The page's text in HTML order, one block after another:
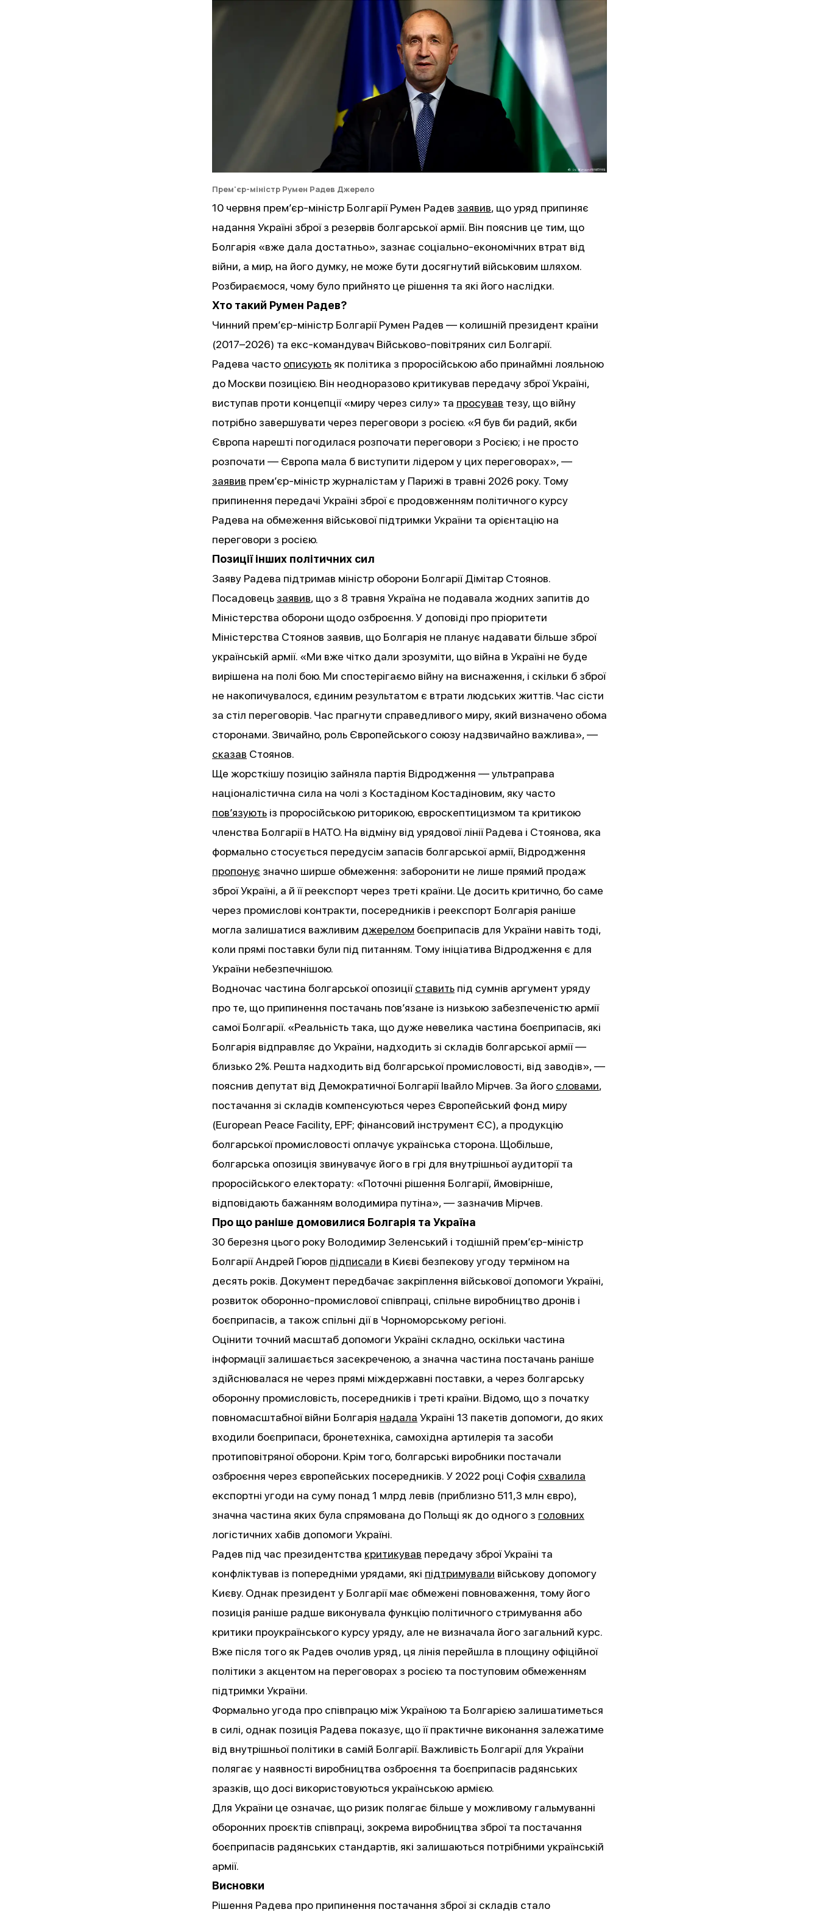
Прем'єр-міністр Румен Радев Джерело
10 червня прем’єр-міністр Болгарії Румен Радев заявив, що уряд припиняє
надання Україні зброї з резервів болгарської армії. Він пояснив це тим, що
Болгарія «вже дала достатньо», зазнає соціально-економічних втрат від
війни, а мир, на його думку, не може бути досягнутий військовим шляхом.
Розбираємося, чому було прийнято це рішення та які його наслідки.
Хто такий Румен Радев?
Чинний прем’єр-міністр Болгарії Румен Радев — колишній президент країни
(2017–2026) та екс-командувач Військово-повітряних сил Болгарії.
Радева часто описують як політика з проросійською або принаймні лояльною
до Москви позицією. Він неодноразово критикував передачу зброї Україні,
виступав проти концепції «миру через силу» та просував тезу, що війну
потрібно завершувати через переговори з росією. «Я був би радий, якби
Європа нарешті погодилася розпочати переговори з Росією; і не просто
розпочати — Європа мала б виступити лідером у цих переговорах», —
заявив прем’єр-міністр журналістам у Парижі в травні 2026 року. Тому
припинення передачі Україні зброї є продовженням політичного курсу
Радева на обмеження військової підтримки України та орієнтацію на
переговори з росією.
Позиції інших політичних сил
Заяву Радева підтримав міністр оборони Болгарії Дімітар Стоянов.
Посадовець заявив, що з 8 травня Україна не подавала жодних запитів до
Міністерства оборони щодо озброєння. У доповіді про пріоритети
Міністерства Стоянов заявив, що Болгарія не планує надавати більше зброї
українській армії. «Ми вже чітко дали зрозуміти, що війна в Україні не буде
вирішена на полі бою. Ми спостерігаємо війну на виснаження, і скільки б зброї
не накопичувалося, єдиним результатом є втрати людських життів. Час сісти
за стіл переговорів. Час прагнути справедливого миру, який визначено обома
сторонами. Звичайно, роль Європейського союзу надзвичайно важлива», —
сказав Стоянов.
Ще жорсткішу позицію зайняла партія Відродження — ультраправа
націоналістична сила на чолі з Костадіном Костадіновим, яку часто
пов’язують із проросійською риторикою, євроскептицизмом та критикою
членства Болгарії в НАТО. На відміну від урядової лінії Радева і Стоянова, яка
формально стосується передусім запасів болгарської армії, Відродження
пропонує значно ширше обмеження: заборонити не лише прямий продаж
зброї Україні, а й її реекспорт через треті країни. Це досить критично, бо саме
через промислові контракти, посередників і реекспорт Болгарія раніше
могла залишатися важливим джерелом боєприпасів для України навіть тоді,
коли прямі поставки були під питанням. Тому ініціатива Відродження є для
України небезпечнішою.
Водночас частина болгарської опозиціїставить під сумнів аргумент уряду
про те, що припинення постачань пов’язане із низькою забезпеченістю армії
самої Болгарії. «Реальність така, що дуже невелика частина боєприпасів, які
Болгарія відправляє до України, надходить зі складів болгарської армії —
близько 2%. Решта надходить від болгарської промисловості, від заводів», —
пояснив депутат від Демократичної Болгарії Івайло Мірчев. За його словами,
постачання зі складів компенсуються через Європейський фонд миру
(European Peace Facility, EPF; фінансовий інструмент ЄС), а продукцію
болгарської промисловості оплачує українська сторона. Щобільше,
болгарська опозиція звинувачує його в грі для внутрішньої аудиторії та
проросійського електорату: «Поточні рішення Болгарії, ймовірніше,
відповідають бажанням володимира путіна», — зазначив Мірчев.
Про що раніше домовилися Болгарія та Україна
30 березня цього року Володимир Зеленський і тодішній прем’єр-міністр
Болгарії Андрей Гюров підписали в Києві безпекову угоду терміном на
десять років. Документ передбачає закріплення військової допомоги Україні,
розвиток оборонно-промислової співпраці, спільне виробництво дронів і
боєприпасів, а також спільні дії в Чорноморському регіоні.
Оцінити точний масштаб допомоги Україні складно, оскільки частина
інформації залишається засекреченою, а значна частина постачань раніше
здійснювалася не через прямі міждержавні поставки, а через болгарську
оборонну промисловість, посередників і треті країни. Відомо, що з початку
повномасштабної війни Болгарія надала Україні 13 пакетів допомоги, до яких
входили боєприпаси, бронетехніка, самохідна артилерія та засоби
протиповітряної оборони. Крім того, болгарські виробники постачали
озброєння через європейських посередників. У 2022 році Софія схвалила
експортні угоди на суму понад 1 млрд левів (приблизно 511,3 млн євро),
значна частина яких була спрямована до Польщі як до одного з головних
логістичних хабів допомоги Україні.
Радев під час президентства критикував передачу зброї Україні та
конфліктував із попередніми урядами, які підтримували військову допомогу
Києву. Однак президент у Болгарії має обмежені повноваження, тому його
позиція раніше радше виконувала функцію політичного стримування або
критики проукраїнського курсу уряду, але не визначала його загальний курс.
Вже після того як Радев очолив уряд, ця лінія перейшла в площину офіційної
політики з акцентом на переговорах з росією та поступовим обмеженням
підтримки України.
Формально угода про співпрацю між Україною та Болгарією залишатиметься
в силі, однак позиція Радева показує, що її практичне виконання залежатиме
від внутрішньої політики в самій Болгарії. Важливість Болгарії для України
полягає у наявності виробництва озброєння та боєприпасів радянських
зразків, що досі використовуються українською армією.
Для України це означає, що ризик полягає більше у можливому гальмуванні
оборонних проєктів співпраці, зокрема виробництва зброї та постачання
боєприпасів радянських стандартів, які залишаються потрібними українській
армії.
Висновки
Рішення Радева про припинення постачання зброї зі складів стало